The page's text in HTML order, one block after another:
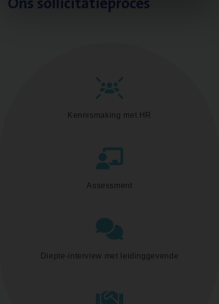
Kennismaking met HR
Assessment
Diepte-interview met leidinggevende